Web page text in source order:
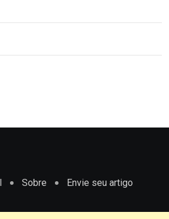
Sobre Envie seu artigo